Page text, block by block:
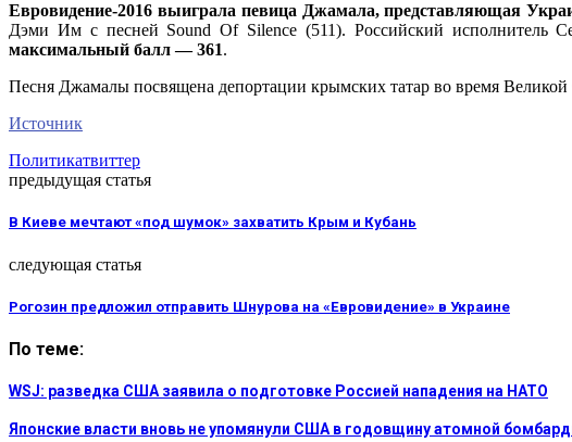
Евровидение-2016 выиграла певица Джамала, представляющая
Дэми Им с песней Sound Of Silence (511). Российский исполнитель
максимальный балл — 361.
Песня Джамалы посвящена депортации крымских татар во время
Источник
Политикатвиттер
предыдущая статья
В Киеве мечтают «под шумок» захватить Крым и Кубань
следующая статья
Рогозин предложил отправить Шнурова на «Евровидение» в Украине
По теме:
WSJ: разведка США заявила о подготовке Россией нападения на НАТО
Японские власти вновь не упомянули США в годовщину атомной